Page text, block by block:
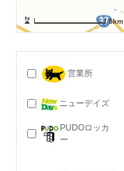
5km
営業所
ニューデイズ
PUDOロッカ
ー